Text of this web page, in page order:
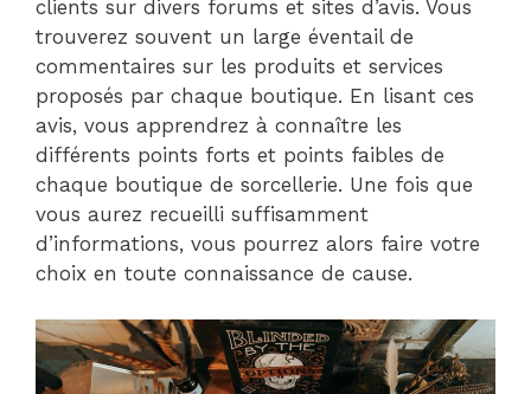
clients sur divers forums et sites d’avis. Vous
trouverez souvent un large éventail de
commentaires sur les produits et services
proposés par chaque boutique. En lisant ces
avis, vous apprendrez à connaître les
différents points forts et points faibles de
chaque boutique de sorcellerie. Une fois que
vous aurez recueilli suffisamment
d’informations, vous pourrez alors faire votre
choix en toute connaissance de cause.